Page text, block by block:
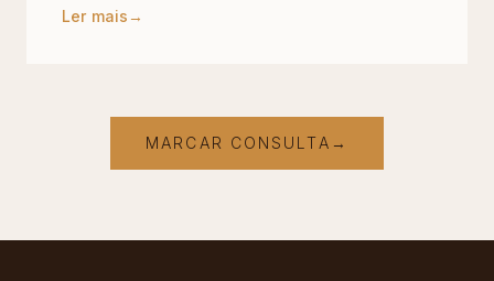
Ler mais→
MARCAR CONSULTA →